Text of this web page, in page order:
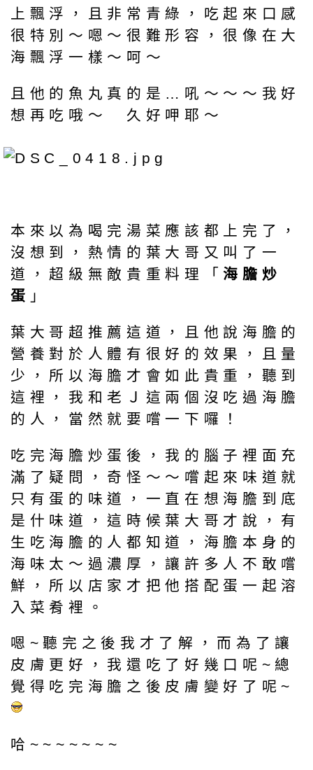
上飄浮，且非常青綠，吃起來口感
很特別～嗯～很難形容，很像在大
海飄浮一樣～呵～
且他的魚丸真的是…吼～～～我好
想再吃哦～ 久好呷耶～
本來以為喝完湯菜應該都上完了，
沒想到，熱情的葉大哥又叫了一
道，超級無敵貴重料理「海膽炒
蛋 」
葉大哥超推薦這道，且他說海膽的
營養對於人體有很好的效果，且量
少，所以海膽才會如此貴重，聽到
這裡，我和老Ｊ這兩個沒吃過海膽
的人，當然就要嚐一下囉！
吃完海膽炒蛋後，我的腦子裡面充
滿了疑問，奇怪～～嚐起來味道就
只有蛋的味道，一直在想海膽到底
是什味道，這時候葉大哥才說，有
生吃海膽的人都知道，海膽本身的
海味太～過濃厚，讓許多人不敢嚐
鮮，所以店家才把他搭配蛋一起溶
入菜肴裡。
嗯~聽完之後我才了解，而為了讓
皮膚更好，我還吃了好幾口呢~總
覺得吃完海膽之後皮膚變好了呢~
哈~~~~~~~